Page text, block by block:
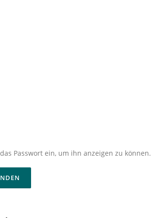
Passwort ein, um ihn anzeigen zu können.